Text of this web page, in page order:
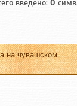
введено: 0
на чувашском